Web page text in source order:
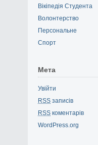
Вікіпедія Студента
Волонтерство
Персональне
Спорт
Мета
Увійти
RSS записів
RSS коментарів
WordPress.org